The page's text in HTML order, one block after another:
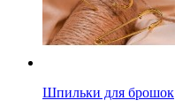
Шпильки для брошок